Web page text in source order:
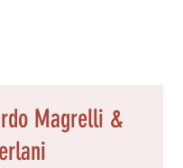
Magrelli &